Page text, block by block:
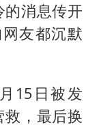
我国民营企业创新动能持续增强
真理之光，何以能照亮复兴之路？
消息传开
友都沉默
15日被发
，最后换